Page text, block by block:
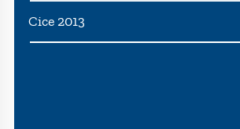
Cice 2013